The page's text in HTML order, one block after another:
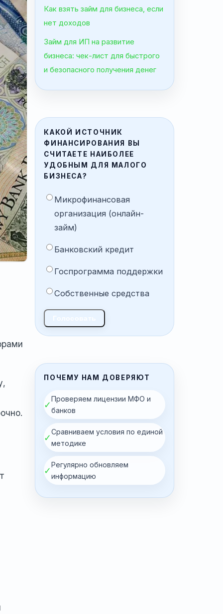
Как взять займ для бизнеса, если
нет доходов
Займ для ИП на развитие
бизнеса: чек-лист для быстрого
и безопасного получения денег
КАКОЙ ИСТОЧНИК
ФИНАНСИРОВАНИЯ ВЫ
СЧИТАЕТЕ НАИБОЛЕЕ
УДОБНЫМ ДЛЯ МАЛОГО
БИЗНЕСА?
Микрофинансовая
организация (онлайн-
займ)
Банковский кредит
Госпрограмма поддержки
Собственные средства
ПОЧЕМУ НАМ ДОВЕРЯЮТ
✓
Проверяем лицензии МФО и
банков
✓
Сравниваем условия по единой
методике
✓
Регулярно обновляем
информацию